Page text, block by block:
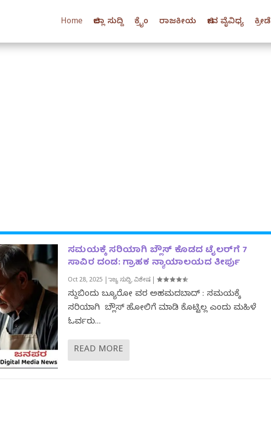
Home ಜಿಲ್ಲಾ ಸುದ್ದಿ ಕ್ರೈಂ ರಾಜಕೀಯ ಜೀವ ವೈವಿಧ್ಯ ಕ್ರೀಡೆ
ಸಮಯಕ್ಕೆ ಸರಿಯಾಗಿ ಬ್ಲೌಸ್ ಕೊಡದ ಟೈಲರ್‌ಗೆ 7
ಸಾವಿರ ದಂಡ: ಗ್ರಾಹಕ ನ್ಯಾಯಾಲಯದ ತೀರ್ಪು
Oct 28, 2025 |ರಾಜ್ಯ ಸುದ್ದಿ,ವಿಶೇಷ|
ಸುದ್ದಿಬಿಂದು ಬ್ಯೂರೋ ವರದಿ ಅಹಮದಬಾದ್ : ಸಮಯಕ್ಕೆ
ಸರಿಯಾಗಿ ಬ್ಲೌಸ್ ಹೋಲಿಗೆ ಮಾಡಿ ಕೊಟ್ಟಿಲ್ಲ ಎಂದು ಮಹಿಳೆ
ಓರ್ವರು...
READ MORE